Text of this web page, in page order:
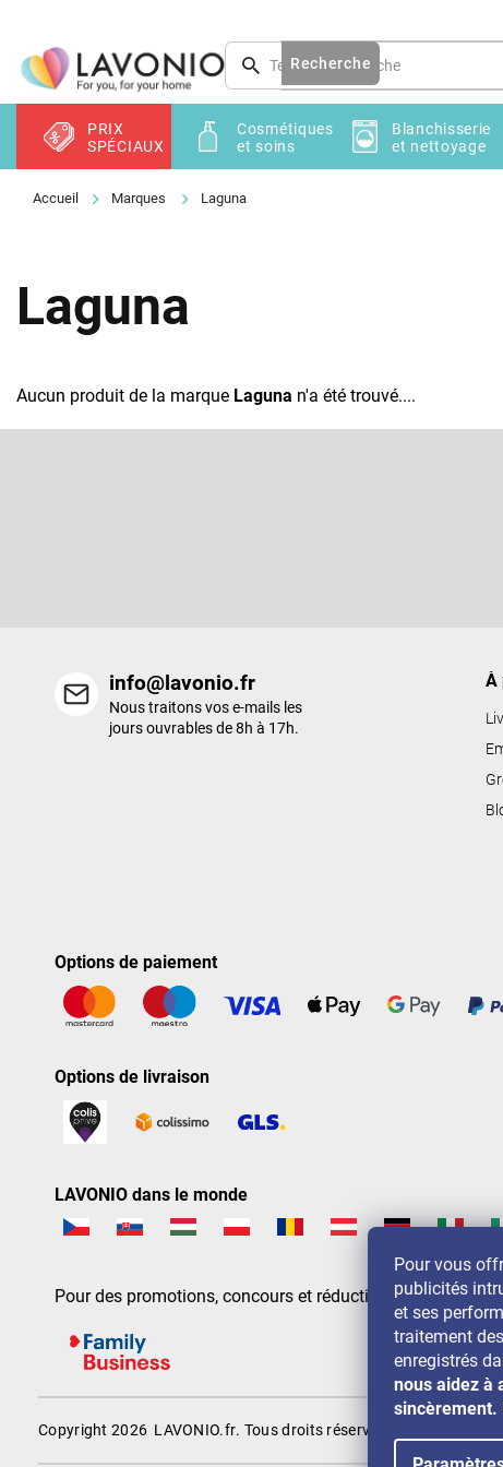
Pour vous
publicités
et ses
traitement des
enregistrés
nous aidez à
sincèrement.
contenu
Recherche
PRIX
SPÉCIAUX
Cosmétiques
et soins
Blanchisserie
et nettoyage
Marques Laguna
Laguna
Aucun produit de la marque Laguna n'a été trouvé....
info@lavonio.fr
Nous traitons vos e-mails les
jours ouvrables de 8h à 17h.
À
Options de paiement
Options de livraison
LAVONIO dans le monde
Pour des promotions, concours et réductions, suivez-nous
Copyright 2026 LAVONIO.fr. Tous droits réservés.